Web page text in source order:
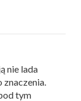
nie lada
znaczenia.
tym